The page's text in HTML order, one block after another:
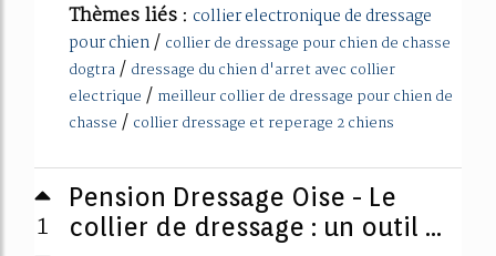
Thèmes liés : collier electronique de dressage
pour chien/ collier de dressage pour chien de chasse
dogtra/ dressage du chien d'arret avec collier
electrique / meilleur collier de dressage pour chien de
chasse / collier dressage et reperage 2 chiens
1
Pension Dressage Oise - Le
collier de dressage : un outil ...